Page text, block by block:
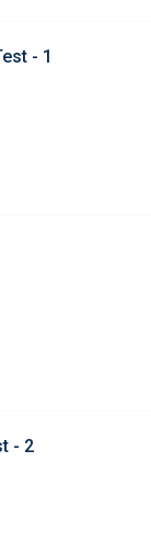
- 1
- 2